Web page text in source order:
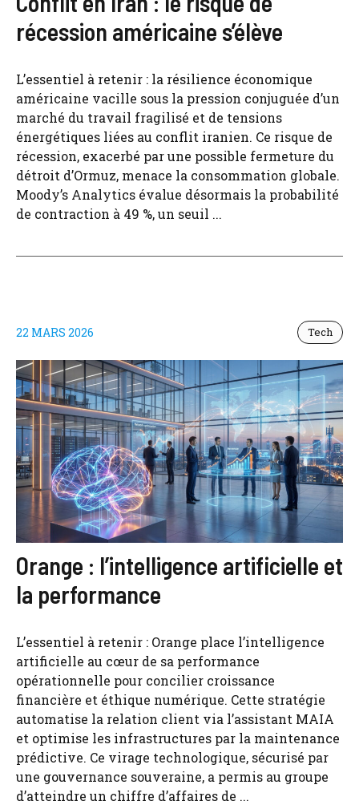
récession américaine s’élève
L’essentiel à retenir : la résilience économique
américaine vacille sous la pression conjuguée d’un
marché du travail fragilisé et de tensions
énergétiques liées au conflit iranien. Ce risque de
récession, exacerbé par une possible fermeture du
détroit d’Ormuz, menace la consommation globale.
Moody’s Analytics évalue désormais la probabilité
de contraction à 49 %, un seuil ...
22 MARS 2026 Tech
Orange : l’intelligence artificielle et
la performance
L’essentiel à retenir : Orange place l’intelligence
artificielle au cœur de sa performance
opérationnelle pour concilier croissance
financière et éthique numérique. Cette stratégie
automatise la relation client via l’assistant MAIA
et optimise les infrastructures par la maintenance
prédictive. Ce virage technologique, sécurisé par
une gouvernance souveraine, a permis au groupe
d’atteindre un chiffre d’affaires de ...